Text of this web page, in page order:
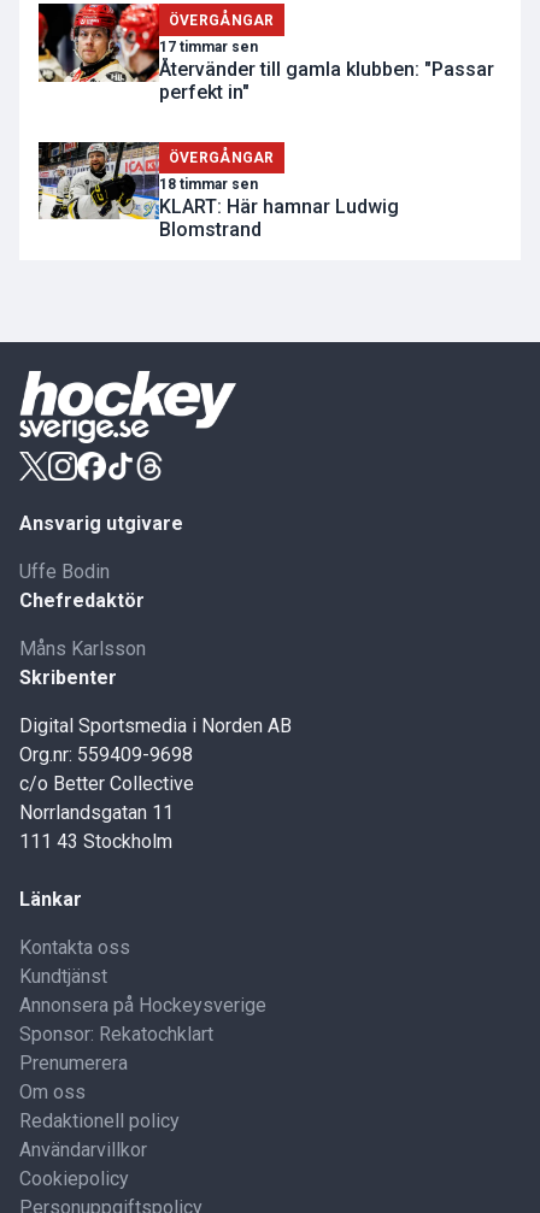
ÖVERGÅNGAR
17 timmar sen
Återvänder till gamla klubben: "Passar
perfekt in"
ÖVERGÅNGAR
18 timmar sen
KLART: Här hamnar Ludwig
Blomstrand
Ansvarig utgivare
Uffe Bodin
Chefredaktör
Måns Karlsson
Skribenter
Digital Sportsmedia i Norden AB
Org.nr: 559409-9698
c/o Better Collective
Norrlandsgatan 11
111 43 Stockholm
Länkar
Kontakta oss
Kundtjänst
Annonsera på Hockeysverige
Sponsor: Rekatochklart
Prenumerera
Om oss
Redaktionell policy
Användarvillkor
Cookiepolicy
Personuppgiftspolicy